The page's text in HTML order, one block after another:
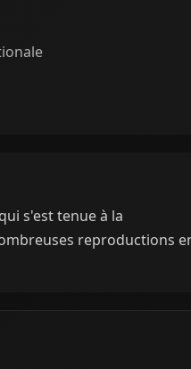
s'est tenue à la
reproductions